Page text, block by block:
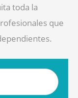
toda la
que